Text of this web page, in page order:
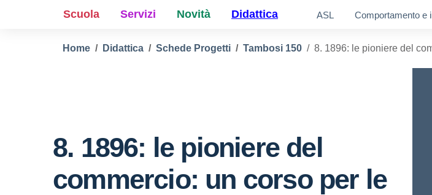
Scuola Servizi Novità Didattica ASL Comportamento e
Home Didattica Schede Progetti Tambosi 150 8. 1896: le pioniere del
8. 1896: le pioniere del
commercio: un corso per le